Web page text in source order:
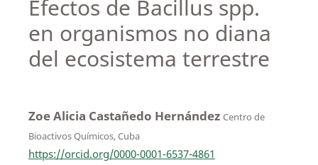
Efectos de Bacillus spp.
en organismos no diana
del ecosistema terrestre
Zoe Alicia Castañedo Hernández Centro de
Bioactivos Químicos, Cuba
https://orcid.org/0000-0001-6537-4861